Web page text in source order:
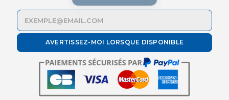
AVERTISSEZ-MOI LORSQUE DISPONIBLE